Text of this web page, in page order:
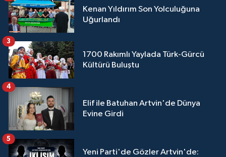
Kenan Yıldırım Son Yolculuğuna
Uğurlandı
1700 Rakımlı Yaylada Türk-Gürcü
Kültürü Buluştu
3
Elif ile Batuhan Artvin'de Dünya
Evine Girdi
4
Yeni Parti'de Gözler Artvin'de:
5